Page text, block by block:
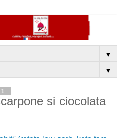
▼
▼
si ciocolata